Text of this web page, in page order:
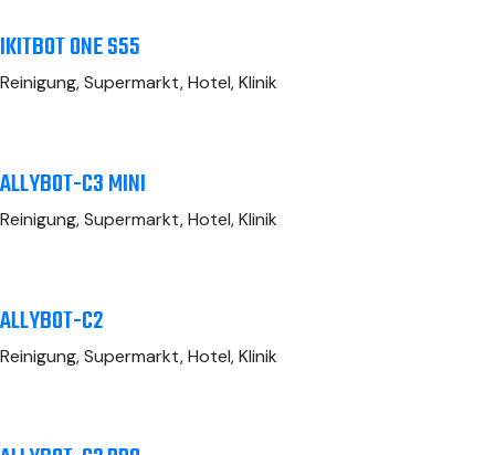
IKITBOT ONE S55
Reinigung, Supermarkt, Hotel, Klinik
ALLYBOT-C3 MINI
Reinigung, Supermarkt, Hotel, Klinik
ALLYBOT-C2
Reinigung, Supermarkt, Hotel, Klinik